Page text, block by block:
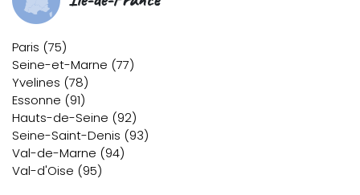
Paris (75)
Seine-et-Marne (77)
Yvelines (78)
Essonne (91)
Hauts-de-Seine (92)
Seine-Saint-Denis (93)
Val-de-Marne (94)
Val-d'Oise (95)